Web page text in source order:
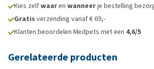
Kies zelfwaaren wanneerje bestelling
Gratis verzending vanaf € 69,-
Klanten beoordelen Medpets met een 4,6/5
Gerelateerde producten